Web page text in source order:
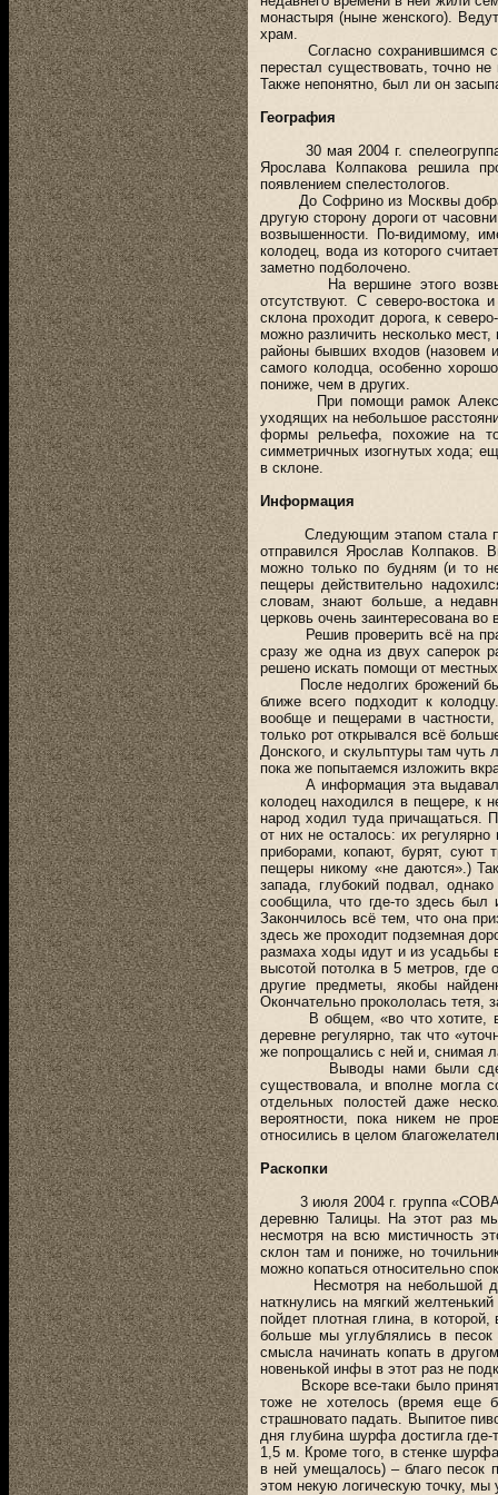
монастыря (ныне женского).
храм.
Согласно сохранившимся
перестал существовать, точно
Также непонятно, был ли он
География
30 мая 2004 г. спелеогруппа
Ярослава Колпакова решила
появлением спелестологов.
До Софрино из Москвы
другую сторону дороги от
возвышенности. По-видимому,
колодец, вода из которого
заметно подболочено.
На вершине этого
отсутствуют. С северо-востока
склона проходит дорога, к
можно различить несколько
районы бывших входов (назовем
самого колодца, особенно
пониже, чем в других.
При помощи рамок Алексеем
уходящих на небольшое
формы рельефа, похожие на
симметричных изогнутых хода;
в склоне.
Информация
Следующим этапом стала
отправился Ярослав Колпаков.
можно только по будням (и то
пещеры действительно
словам, знают больше, а
церковь очень заинтересована
Решив проверить всё на
сразу же одна из двух саперок
решено искать помощи от
После недолгих брожений
ближе всего подходит к
вообще и пещерами в
только рот открывался всё
Донского, и скульптуры там чуть
пока же попытаемся изложить
А информация эта
колодец находился в пещере, к
народ ходил туда причащаться.
от них не осталось: их
приборами, копают, бурят, суют
пещеры никому «не даются».)
запада, глубокий подвал,
сообщила, что где-то здесь
Закончилось всё тем, что она
здесь же проходит подземная
размаха ходы идут и из усадьбы
высотой потолка в 5 метров,
другие предметы, якобы
Окончательно прокололась тетя,
В общем, «во что хотите, в
деревне регулярно, так что
же попрощались с ней и, снимая
Выводы нами были сделаны
существовала, и вполне могла
отдельных полостей даже
вероятности, пока никем не
относились в целом
Раскопки
3 июля 2004 г. группа «СОВА»
деревню Талицы. На этот раз
несмотря на всю мистичность
склон там и пониже, но
можно копаться относительно
Несмотря на небольшой
наткнулись на мягкий
пойдет плотная глина, в
больше мы углублялись в
смысла начинать копать в
новенькой инфы в этот раз не
Вскоре все-таки было принято
тоже не хотелось (время еще
страшновато падать. Выпитое
дня глубина шурфа достигла
1,5 м. Кроме того, в стенке
в ней умещалось) – благо песок
этом некую логическую точку,